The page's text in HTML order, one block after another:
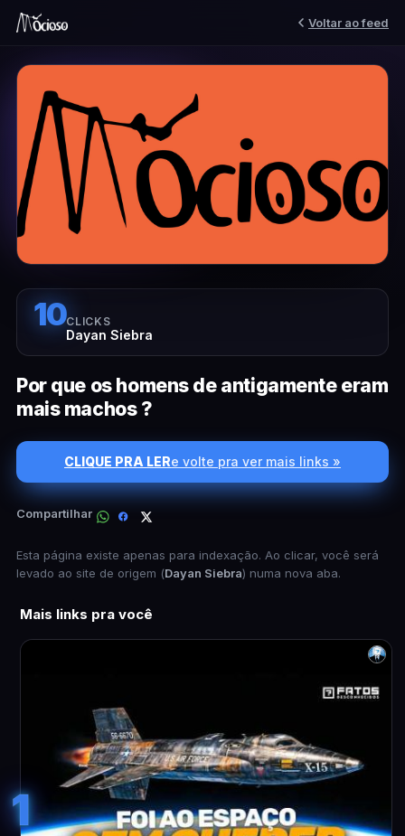
Voltar ao feed
10CLICKS
Dayan Siebra
Por que os homens de antigamente eram
mais machos ?
CLIQUE PRA LERe volte pra ver mais links »
Compartilhar
Esta página existe apenas para indexação. Ao clicar, você será
levado ao site de origem (Dayan Siebra) numa nova aba.
Mais links pra você
1